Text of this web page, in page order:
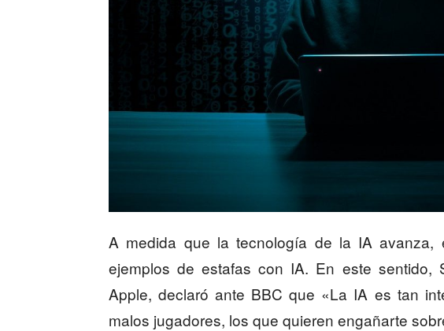
A medida que la tecnología de la IA avanza,
ejemplos de estafas con IA. En este sentido,
Apple, declaró ante BBC que «La IA es tan
malos jugadores, los que quieren engañarte